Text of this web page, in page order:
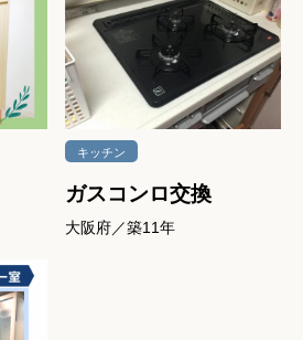
キッチン
ガスコンロ交換
大阪府／築11年